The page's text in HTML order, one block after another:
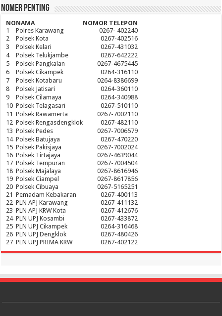
Nomer Penting
NONAMA
NOMOR TELEPON
1
Polres Karawang
0267- 402240
2
Polsek Kota
0267-402516
3
Polsek Kelari
0267-431032
4
Polsek Telukjambe
0267-642222
5
Polsek Pangkalan
0267-4675445
6
Polsek Cikampek
0264-316110
7
Polsek Kotabaru
0264-8386699
8
Polsek Jatisari
0264-360110
9
Polsek Cilamaya
0264-340988
10 Polsek Telagasari
0267-510110
11 Polsek Rawamerta
0267-7002110
12 Polsek Rengasdengklok
0267-482110
13 Polsek Pedes
0267-7006579
14 Polsek Batujaya
0267-470220
15 Polsek Pakisjaya
0267-7002024
16 Polsek Tirtajaya
0267-4639044
17 Polsek Tempuran
0267-7004504
18 Polsek Majalaya
0267-8616946
19 Polsek Ciampel
0267-8617856
20 Polsek Cibuaya
0267-5165251
21 Pemadam Kebakaran
0267-400113
22 PLN APJ Karawang
0267-411132
23 PLN APJ KRW Kota
0267-412676
24 PLN UPJ Kosambi
0267-433872
25 PLN UPJ Cikampek
0264-316468
26 PLN UPJ Dengklok
0267-480426
27 PLN UPJ PRIMA KRW 0267-402122